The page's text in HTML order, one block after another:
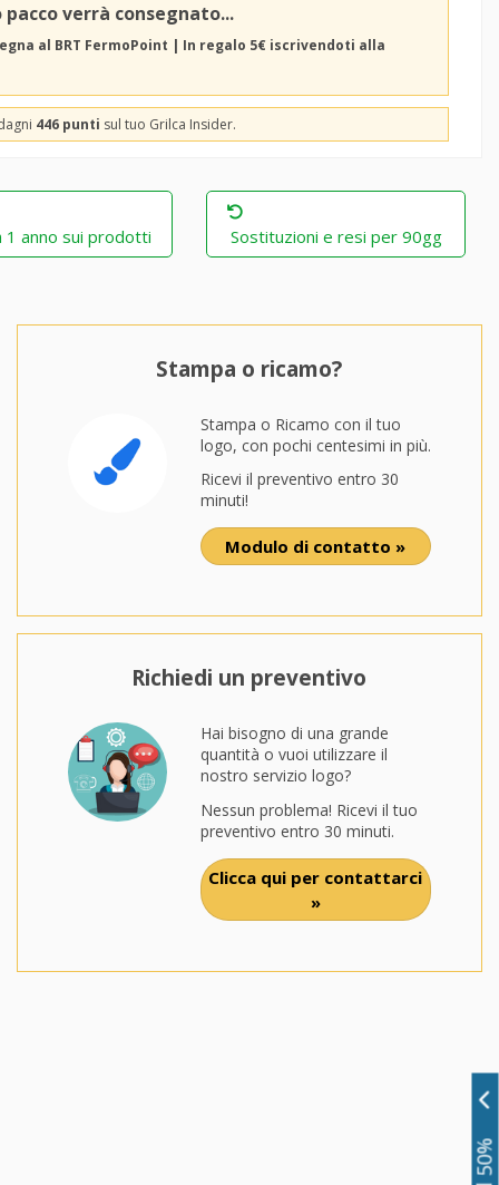
verrà consegnato...
al BRT FermoPoint | In regalo 5€ iscrivendoti alla
446 punti sul tuo Grilca Insider.
1 anno sui prodotti
Sostituzioni e resi per 90gg
Stampa o ricamo?
Stampa o Ricamo con il tuo
logo, con pochi centesimi in più.
Ricevi il preventivo entro 30
minuti!
Modulo di contatto »
Richiedi un preventivo
Hai bisogno di una grande
quantità o vuoi utilizzare il
nostro servizio logo?
Nessun problema! Ricevi il tuo
preventivo entro 30 minuti.
Clicca qui per contattarci
»